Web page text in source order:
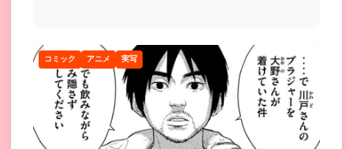
コミック アニメ 実写